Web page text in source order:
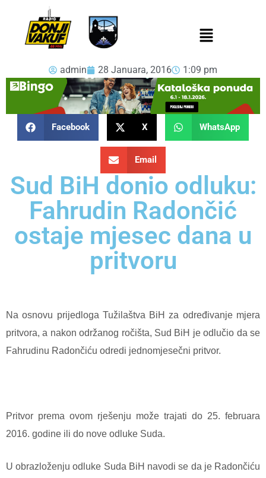
admin 28 Januara, 2016 1:09 pm
Facebook X WhatsApp
Email
Sud BiH donio odluku:
Fahrudin Radončić
ostaje mjesec dana u
pritvoru
Na osnovu prijedloga Tužilaštva BiH za određivanje mjera
pritvora, a nakon održanog ročišta, Sud BiH je odlučio da se
Fahrudinu Radončiću odredi jednomjesečni pritvor.
Pritvor prema ovom rješenju može trajati do 25. februara
2016. godine ili do nove odluke Suda.
U obrazloženju odluke Suda BiH navodi se da je Radončiću